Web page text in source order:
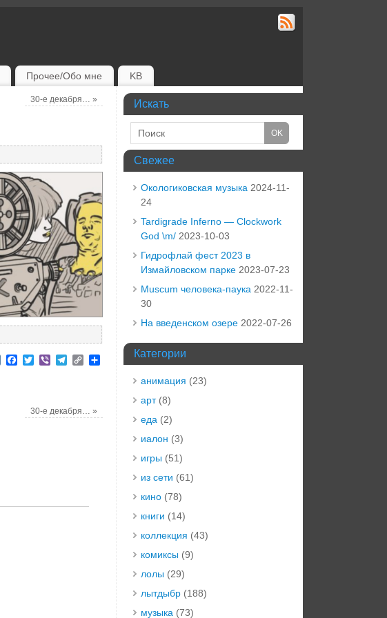
Прочее/Обо мне KB
30-е декабря…»
VK Facebook
TwitterViberTelegram
CopyОтправить
30-е декабря…»
Искать
Свежее
Окологиковская музыка 2024-11-
24
Tardigrade Inferno — Clockwork
God \m/ 2023-10-03
Гидрофлай фест 2023 в
Измайловском парке 2023-07-23
Muscum человека-паука 2022-11-
30
На введенском озере 2022-07-26
Категории
анимация (23)
арт(8)
еда (2)
иалон (3)
игры (51)
из сети (61)
кино (78)
книги (14)
коллекция (43)
комиксы (9)
лолы (29)
лытдыбр (188)
музыка (73)